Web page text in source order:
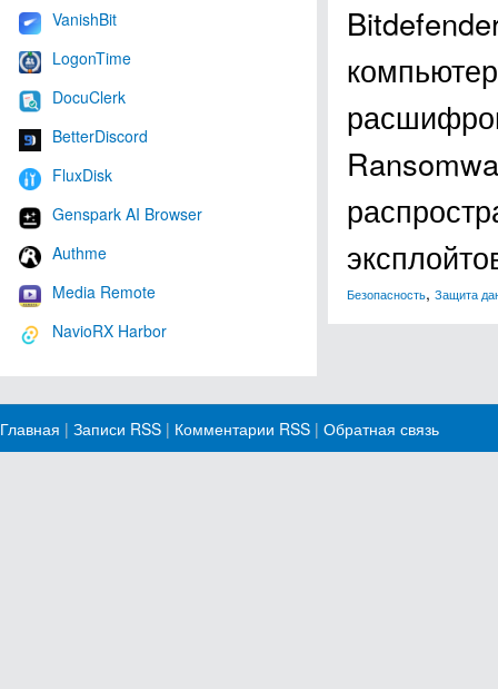
VanishBit
LogonTime
DocuClerk
BetterDiscord
FluxDisk
Genspark AI Browser
Authme
Media Remote
NavioRX Harbor
Безопасность, Защита
Главная | Записи RSS | Комментарии RSS | Обратная связь